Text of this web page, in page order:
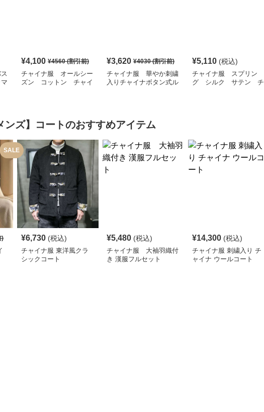
¥4,100 ¥4560(割引前)
チャイナ服 オールシー
ズン コットン チャイ
¥3,620 ¥4030(割引前)
チャイナ服 華やか刺繍
入りチャイナボタン式ル
¥5,110 (税込)
チャイナ服 スプリン
グ シルク サテン チ
ンズ】コートのおすすめアイテム
SALE
) ¥6,730 (税込)
チャイナ服 東洋風クラ
シックコート
¥5,480 (税込)
チャイナ服 大袖羽織付
き 漢服フルセット
¥14,300 (税込)
チャイナ服 刺繍入り チ
ャイナ ウールコート